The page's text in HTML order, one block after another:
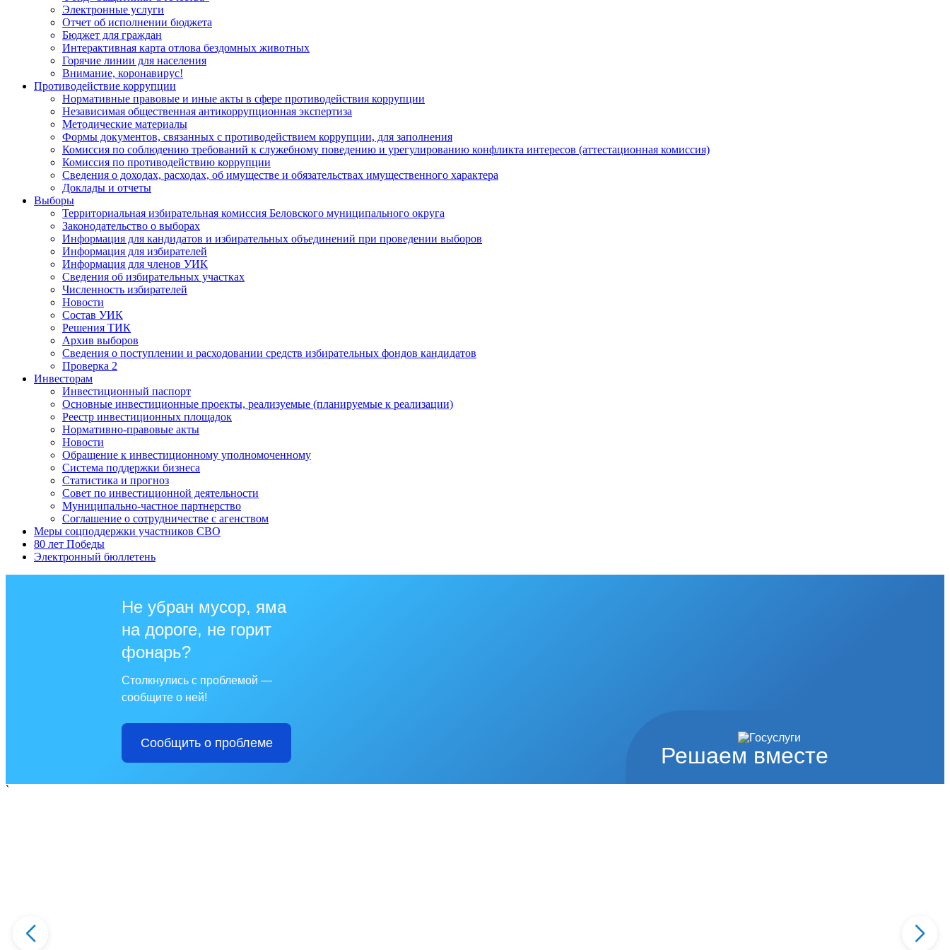
Электронные услуги
Отчет об исполнении бюджета
Бюджет для граждан
Интерактивная карта отлова бездомных животных
Горячие линии для населения
Внимание, коронавирус!
Противодействие коррупции
Нормативные правовые и иные акты в сфере противодействия коррупции
Независимая общественная антикоррупционная экспертиза
Методические материалы
Формы документов, связанных с противодействием коррупции, для заполнения
Комиссия по соблюдению требований к служебному поведению и урегулированию конфликта интересов (аттестационная комиссия)
Комиссия по противодействию коррупции
Сведения о доходах, расходах, об имуществе и обязательствах имущественного характера
Доклады и отчеты
Выборы
Территориальная избирательная комиссия Беловского муниципального округа
Законодательство о выборах
Информация для кандидатов и избирательных объединений при проведении выборов
Информация для избирателей
Информация для членов УИК
Сведения об избирательных участках
Численность избирателей
Новости
Состав УИК
Решения ТИК
Архив выборов
Сведения о поступлении и расходовании средств избирательных фондов кандидатов
Проверка 2
Инвесторам
Инвестиционный паспорт
Основные инвестиционные проекты, реализуемые (планируемые к реализации)
Реестр инвестиционных площадок
Нормативно-правовые акты
Новости
Обращение к инвестиционному уполномоченному
Система поддержки бизнеса
Статистика и прогноз
Совет по инвестиционной деятельности
Муниципально-частное партнерство
Соглашение о сотрудничестве с агенством
Меры соцподдержки участников СВО
80 лет Победы
Электронный бюллетень
Решаем вместе
Не убран мусор, яма
на дороге, не горит
фонарь?
Столкнулись с проблемой —
сообщите о ней!
Сообщить о проблеме
`